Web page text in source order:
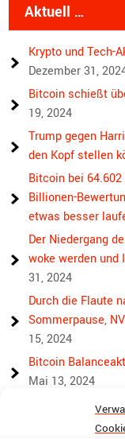
Aktuell …
Krypto und Tech-
Dezember 31,
Bitcoin schießt
19, 2024
Trump gegen
den Kopf stellen
Bitcoin bei
Billionen-
etwas besser
Der Niedergang
woke werden und
31, 2024
Durch die Flaute
Sommerpause,
15, 2024
Bitcoin
Mai 13, 2024
Bullen, Bären
April 29,